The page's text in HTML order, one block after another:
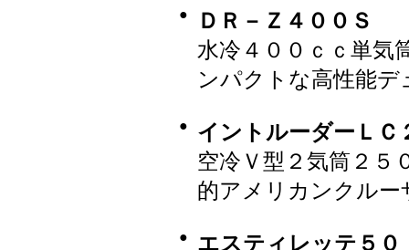
●
ＤＲ－Ｚ４００Ｓ
水冷４００ｃｃ単気
ンパクトな高性能
●
イントルーダーＬＣ
空冷Ｖ型２気筒２５
的アメリカンクルー
●
エスティレッテ５０